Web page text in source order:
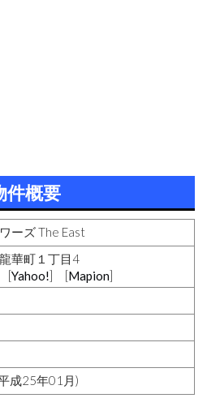
件概要
ーズ The East
華町１丁目4
[Yahoo!] [Mapion]
成25年01月)